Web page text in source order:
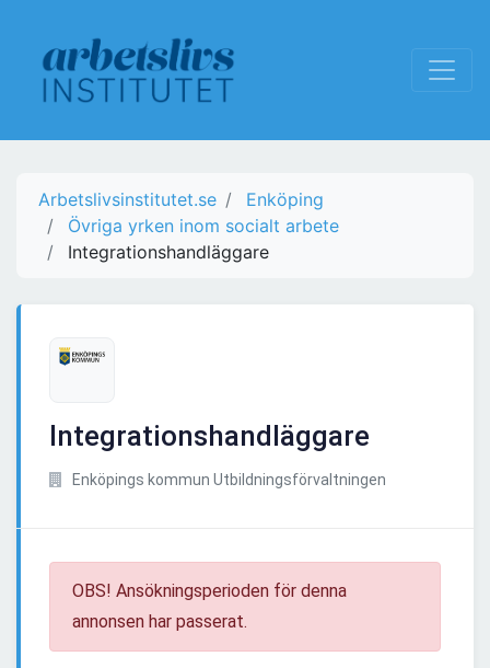
Arbetslivsinstitutet.se
Enköping
Övriga yrken inom socialt arbete
Integrationshandläggare
Integrationshandläggare
Enköpings kommun Utbildningsförvaltningen
OBS! Ansökningsperioden för denna
annonsen har passerat.